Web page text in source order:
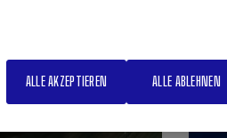
ALLE ABLEHNEN
ALLE AKZEPTIEREN